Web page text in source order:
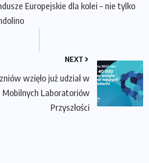
Europejskie dla kolei – nie tylko
NEXT
wzięło już udział w
Laboratoriów
Przyszłości